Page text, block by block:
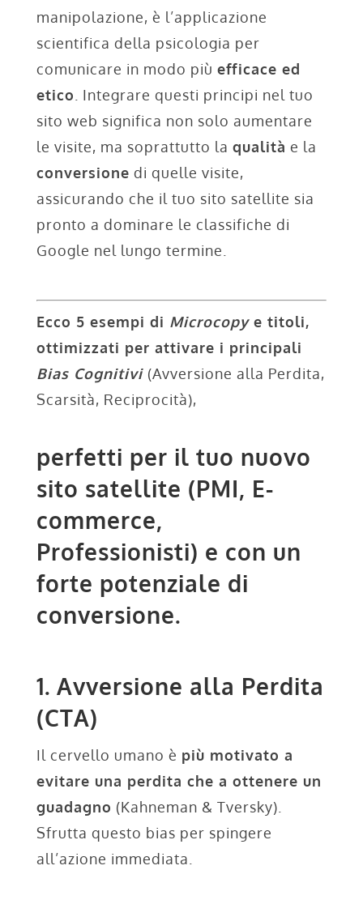
manipolazione, è l’applicazione
scientifica della psicologia per
comunicare in modo più efficace ed
etico . Integrare questi principi nel tuo
sito web significa non solo aumentare
le visite, ma soprattutto la qualità e la
conversione di quelle visite,
assicurando che il tuo sito satellite sia
pronto a dominare le classifiche di
Google nel lungo termine.
Ecco 5 esempi di Microcopye titoli,
ottimizzati per attivare i principali
Bias Cognitivi (Avversione alla Perdita,
Scarsità, Reciprocità),
perfetti per il tuo nuovo
sito satellite (PMI, E-
commerce,
Professionisti) e con un
forte potenziale di
conversione.
1. Avversione alla Perdita
(CTA)
Il cervello umano è più motivato a
evitare una perdita che a ottenere un
guadagno (Kahneman & Tversky).
Sfrutta questo bias per spingere
all’azione immediata.